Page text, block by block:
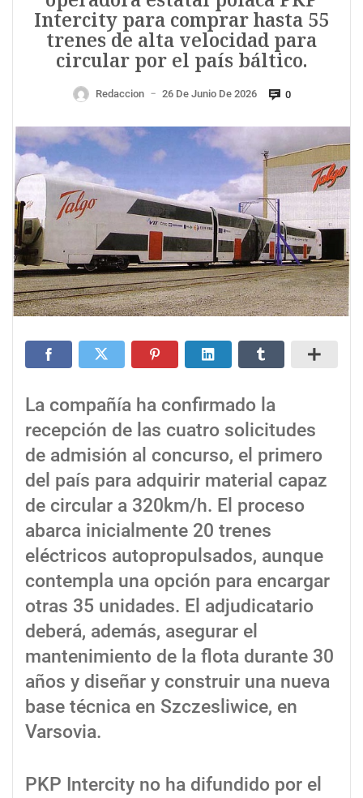
Intercity para comprar hasta 55
trenes de alta velocidad para
circular por el país báltico.
Redaccion — 26 De Junio De 2026 0
La compañía ha confirmado la
recepción de las cuatro solicitudes
de admisión al concurso, el primero
del país para adquirir material capaz
de circular a 320km/h. El proceso
abarca inicialmente 20 trenes
eléctricos autopropulsados, aunque
contempla una opción para encargar
otras 35 unidades. El adjudicatario
deberá, además, asegurar el
mantenimiento de la flota durante 30
años y diseñar y construir una nueva
base técnica en Szczesliwice, en
Varsovia.
PKP Intercity no ha difundido por el